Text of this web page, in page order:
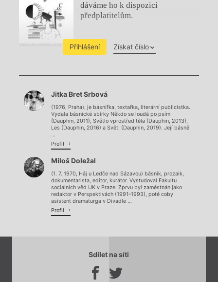
dáváme ho k dispozici
předplatitelům.
Přihlášení Získat číslo
Chviličku.
Načítá se.
Jitka Bret Srbová
(1976, Praha), je básnířka, textařka, literární publicistka.
Vydala básnické sbírky Někdo se loudá po psím
(Dauphin, 2011), Světlo vprostřed těla (Dauphin, 2013),
Les (Dauphin, 2016) a Svět: (Dauphin, 2019). Její básně
...
Profil
Miloš Doležal
(1. 7. 1970, Háj u Ledče nad Sázavou) básník, prozaik,
dokumentarista, editor, kurátor. Vystudoval Fakultu
sociálních věd UK v Praze. Zprvu byl zaměstnán jako
redaktor v Perspektivách (1991–1993), poté coby
asistent dramaturga v Divadle ...
Profil
Sdílet na síti